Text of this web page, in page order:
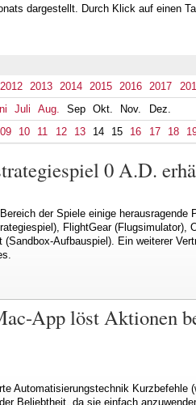
dargestellt. Durch Klick auf einen
2012 2013 2014 2015 2016 2017
Juli Aug. Sep Okt. Nov.
Dez.
09 10 11 12 13 14 15 16 17 18
0 A.D.
der Spiele einige
FlightGear (Flugsimulator),
Aufbauspiel). Ein weiterer
App löst Aktionen
Automatisierungstechnik
Beliebtheit, da sie einfach